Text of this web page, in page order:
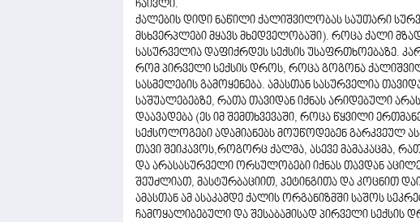
ჩაივლი.
ქალების დიდი ნაწილი ქალიშვილობას საუთარი
მსხვერპლები მყავს მხედველობაში). როცა ქალი
სასურველია დაფიქრდეს სექსის უსაფრთხოებაზე.
რომ პირველი სექსის დროს, როცა გოგონა
სასმელების გამოყენება. ამასთან სასურველია
საშუალებებზე, რათა თავიდან იქნას არიდებული
დაავადება (ეს იმ შემთხვევაში, როცა წყვილი
სექსოლოგები ადამიანებს მოუწოდებენ გარკვეულ
თავი შეიკავოს,როგორც ქალმა, ასევე მამაკაცმა,
და არასასურველი ორსულობები იქნას თავდან
შეუძლიათ, მასტურბაციით, პეტინგითა და კოცნით
ამასთან ამ ასაკამდე ქალის ორგანიზმში საშოს
ჩამოყალიბებული და შესაბამისად პირველი სექსის